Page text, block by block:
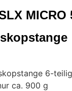
MICRO
6-
ca. 900 g